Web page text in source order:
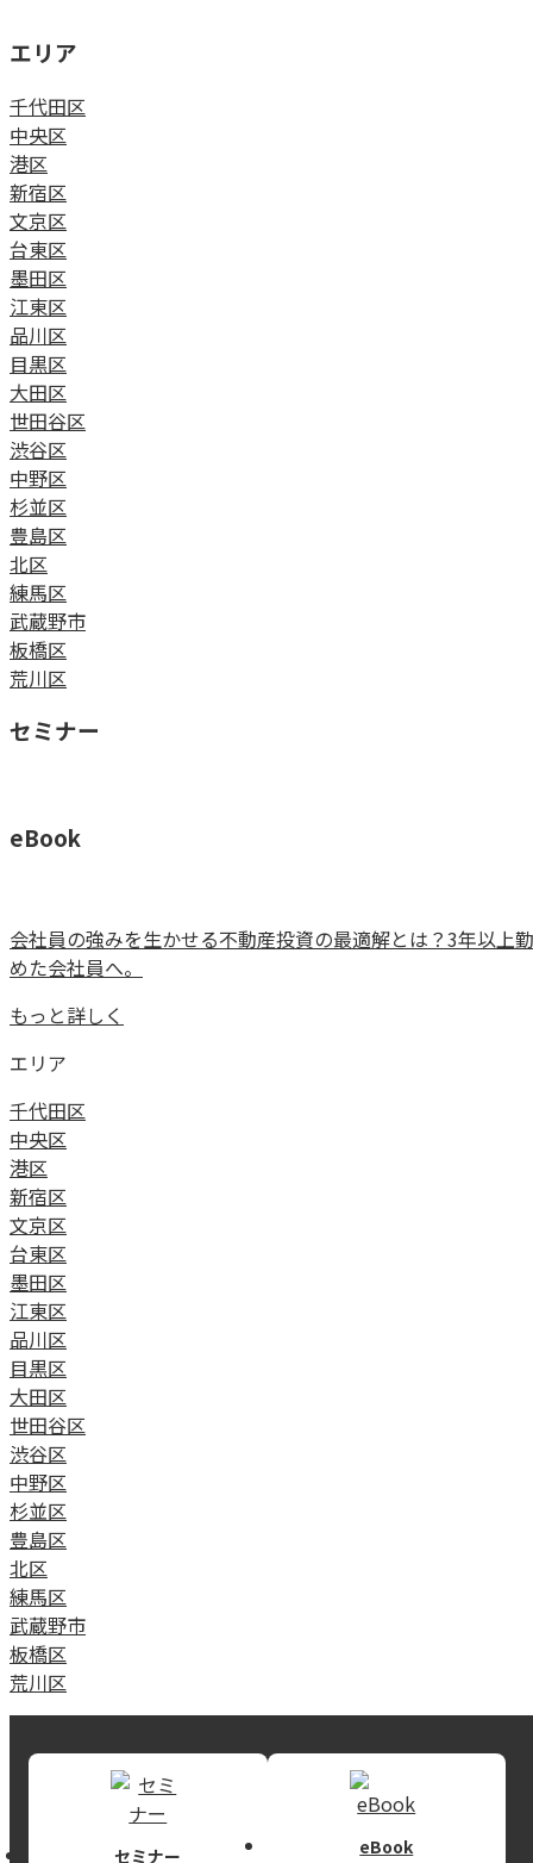
エリア
千代田区
中央区
港区
新宿区
文京区
台東区
墨田区
江東区
品川区
目黒区
大田区
世田谷区
渋谷区
中野区
杉並区
豊島区
北区
練馬区
武蔵野市
板橋区
荒川区
セミナー
eBook
会社員の強みを生かせる不動産投資の最適解とは？3年以上勤
めた会社員へ。
もっと詳しく
エリア
千代田区
中央区
港区
新宿区
文京区
台東区
墨田区
江東区
品川区
目黒区
大田区
世田谷区
渋谷区
中野区
杉並区
豊島区
北区
練馬区
武蔵野市
板橋区
荒川区
セミナー eBook